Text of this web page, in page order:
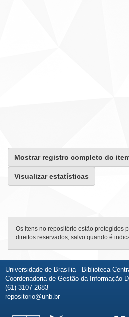
Mostrar registro completo do
Visualizar estatísticas
Os itens no repositório estão protegidos
direitos reservados, salvo quando é
Universidade de Brasília - Biblioteca
Coordenadoria de Gestão da Informação
(61) 3107-2683
repositorio@unb.br